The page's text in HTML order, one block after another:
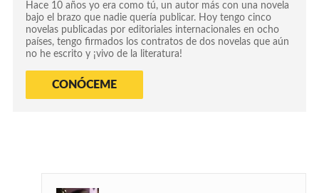
Hace 10 años yo era como tú, un autor más con una novela
bajo el brazo que nadie quería publicar. Hoy tengo cinco
novelas publicadas por editoriales internacionales en ocho
países, tengo firmados los contratos de dos novelas que aún
no he escrito y ¡vivo de la literatura!
CONÓCEME